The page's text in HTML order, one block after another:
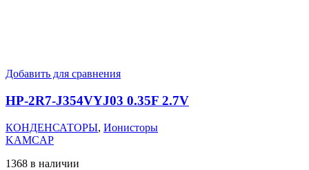
Добавить для сравнения
HP-2R7-J354VYJ03 0.35F 2.7V
КОНДЕНСАТОРЫ, Ионисторы
KAMCAP
1368 в наличии